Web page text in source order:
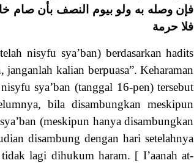
فإن وصله به ولو بيوم النصف بأن صام
فلا حرمة
nisyfu sya’ban) berdasarkan hadits
kalian berpuasa”. Keharaman
sya’ban (tanggal 16-pen) tersebut
bila disambungkan meskipun
(meskipun hanya disambungkan
disambung dengan hari setelahnya
lagi dihukum haram. [ I’aanah at-